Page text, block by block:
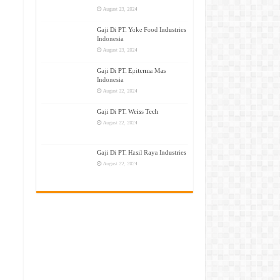
August 23, 2024
Gaji Di PT. Yoke Food Industries
Indonesia
August 23, 2024
Gaji Di PT. Epiterma Mas
Indonesia
August 22, 2024
Gaji Di PT. Weiss Tech
August 22, 2024
Gaji Di PT. Hasil Raya Industries
August 22, 2024